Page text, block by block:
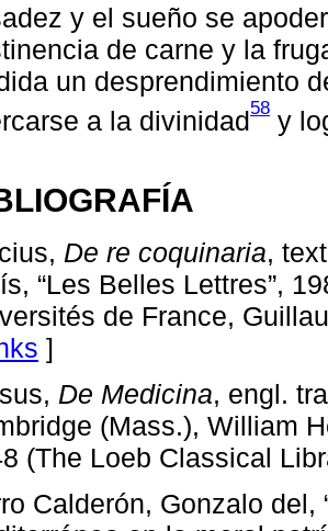
y el sueño se
de carne y la
un desprendimiento
a la divinidad58 y
De re coquinaria,
“Les Belles Lettres”,
de France,
]
De Medicina, engl.
(Mass.), William
(The Loeb Classical
Calderón, Gonzalo